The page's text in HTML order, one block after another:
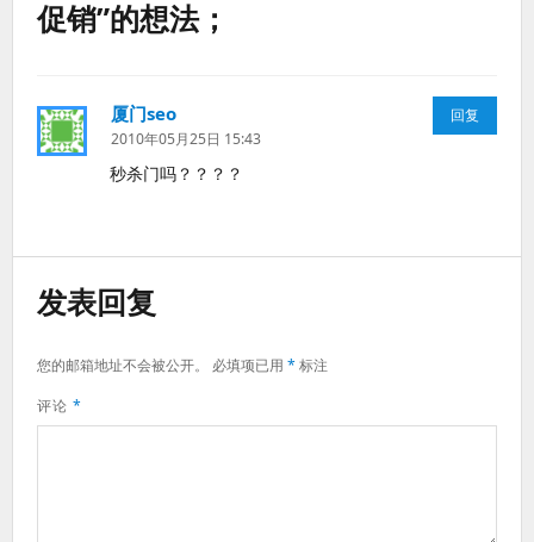
促销”的想法；
厦门seo
道：
2010年05月25日 15:43
秒杀门吗？？？？
回复
发表回复
您的邮箱地址不会被公开。 必填项已用 *标注
评论 *